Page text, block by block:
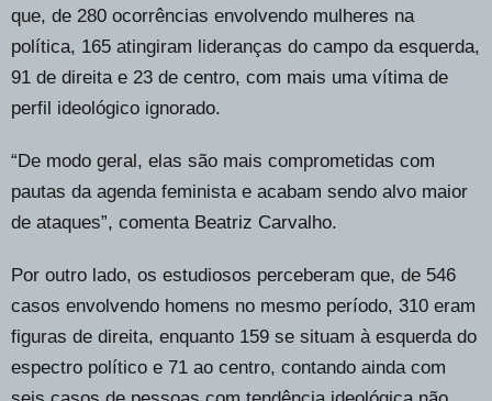
que, de 280 ocorrências envolvendo mulheres na
política, 165 atingiram lideranças do campo da esquerda,
91 de direita e 23 de centro, com mais uma vítima de
perfil ideológico ignorado.
“De modo geral, elas são mais comprometidas com
pautas da agenda feminista e acabam sendo alvo maior
de ataques”, comenta Beatriz Carvalho.
Por outro lado, os estudiosos perceberam que, de 546
casos envolvendo homens no mesmo período, 310 eram
figuras de direita, enquanto 159 se situam à esquerda do
espectro político e 71 ao centro, contando ainda com